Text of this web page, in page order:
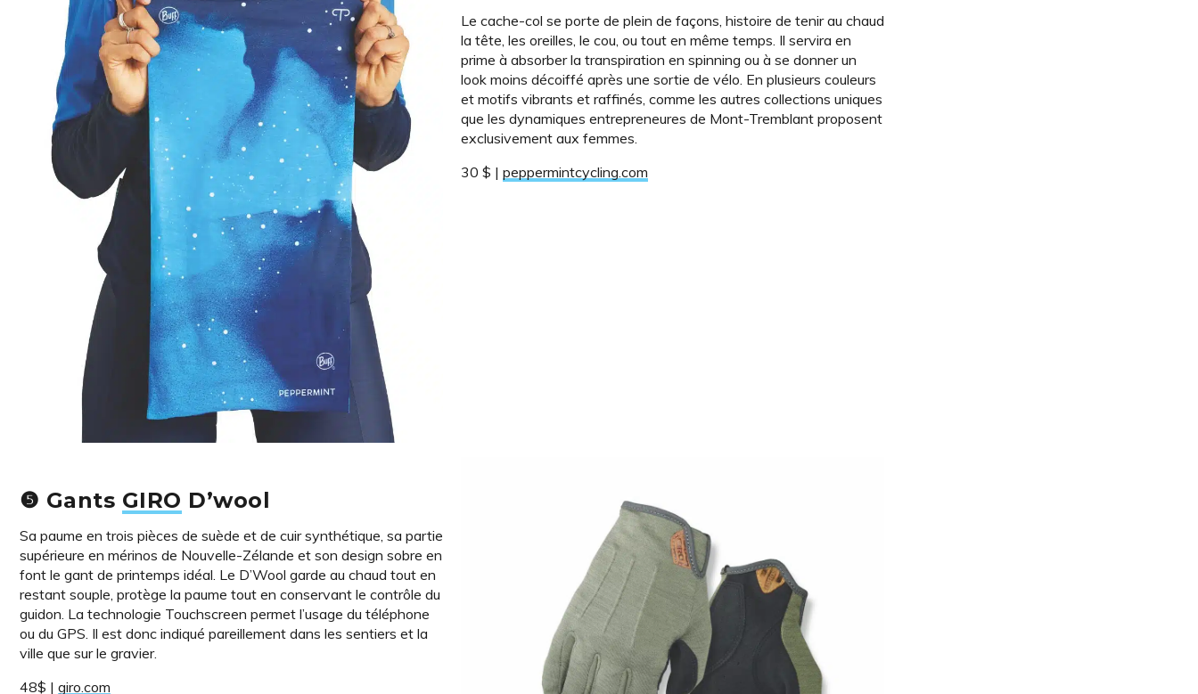
Le cache-col se porte de plein de façons, histoire de tenir au chaud
la tête, les oreilles, le cou, ou tout en même temps. Il servira en
prime à absorber la transpiration en spinning ou à se donner un
look moins décoiffé après une sortie de vélo. En plusieurs couleurs
et motifs vibrants et raffinés, comme les autres collections uniques
que les dynamiques entrepreneures de Mont-Tremblant proposent
exclusivement aux femmes.
30 $ | peppermintcycling.com
❺ Gants GIRO D’wool
Sa paume en trois pièces de suède et de cuir synthétique, sa partie
supérieure en mérinos de Nouvelle-Zélande et son design sobre en
font le gant de printemps idéal. Le D’Wool garde au chaud tout en
restant souple, protège la paume tout en conservant le contrôle du
guidon. La technologie Touchscreen permet l’usage du téléphone
ou du GPS. Il est donc indiqué pareillement dans les sentiers et la
ville que sur le gravier.
48$ | giro.com